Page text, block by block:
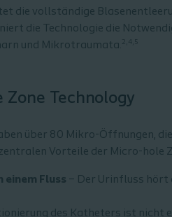
die vollständige
die Technologie die
und Mikrotraumata.2,4,5
Technology
über 80 Mikro-Öffnungen,
Vorteile der Micro-hole
einem Fluss – Der Urinfluss hört
des Katheters ist nicht